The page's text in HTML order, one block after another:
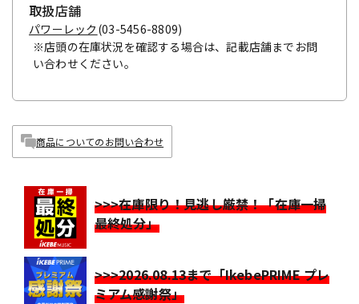
取扱店舗
パワーレック (03-5456-8809)
※店頭の在庫状況を確認する場合は、記載店舗までお問
い合わせください。
商品についてのお問い合わせ
>>>在庫限り！見逃し厳禁！「在庫一掃
最終処分」
>>>2026.08.13まで「IkebePRIME プレ
ミアム感謝祭」